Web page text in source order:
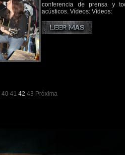
conferencia de prensa y
acústicos. Vídeos: Vídeos:
40 41 42 43 Próxima